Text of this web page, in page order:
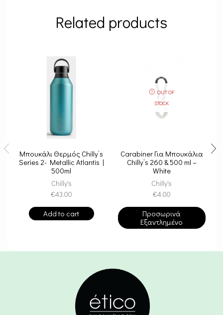
Related products
Μπουκάλι Θερμός Chilly’s
Series 2- Metallic Atlantis |
500ml
Chilly's
€43.00
Add to cart
OUT OF
STOCK
Carabiner Για Μπουκάλια
Chilly’s 260 & 500 ml –
White
Chilly's
€4.00
Προσωρινά
Εξαντλημένο